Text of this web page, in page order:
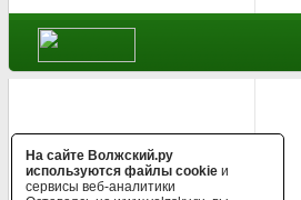
На сайте Волжский.ру
используются файлы cookie и
сервисы веб-аналитики